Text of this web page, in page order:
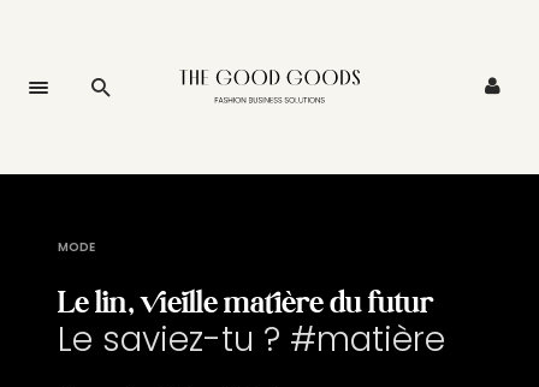
MODE
Le lin, vieille matière du futur
Le saviez-tu ? #matière